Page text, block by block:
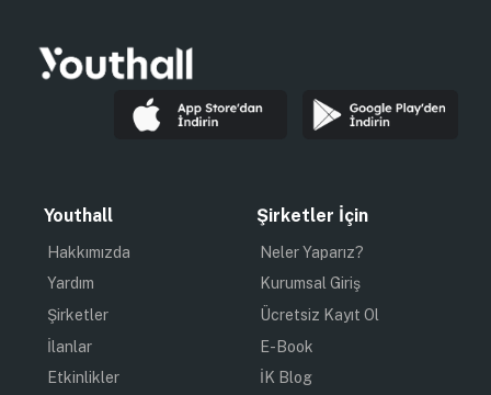
Youthall
Hakkımızda
Yardım
Şirketler
İlanlar
Etkinlikler
Şirketler İçin
Neler Yaparız?
Kurumsal Giriş
Ücretsiz Kayıt Ol
E-Book
İK Blog